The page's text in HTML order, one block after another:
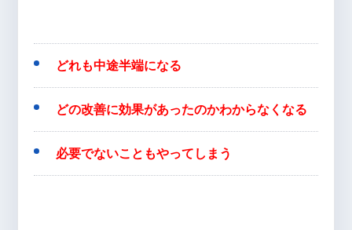
どれも中途半端になる
どの改善に効果があったのかわからなくなる
必要でないこともやってしまう